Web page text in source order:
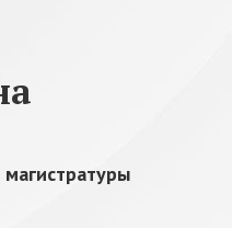
магистратуры